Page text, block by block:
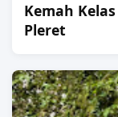
Kemah
Pleret